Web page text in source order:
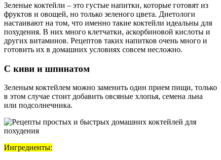
Зеленые коктейли – это густые напитки, которые готовят из
фруктов и овощей, но только зеленого цвета. Диетологи
настаивают на том, что именно такие коктейли идеальны для
похудения. В них много клетчатки, аскорбиновой кислоты и
других витаминов. Рецептов таких напитков очень много и
готовить их в домашних условиях совсем несложно.
С киви и шпинатом
Зеленым коктейлем можно заменить один прием пищи, только
в этом случае стоит добавить овсяные хлопья, семена льна
или подсолнечника.
Ингредиенты: